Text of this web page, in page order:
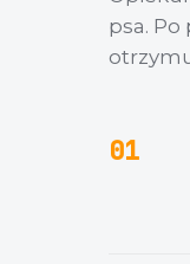
psa.
01